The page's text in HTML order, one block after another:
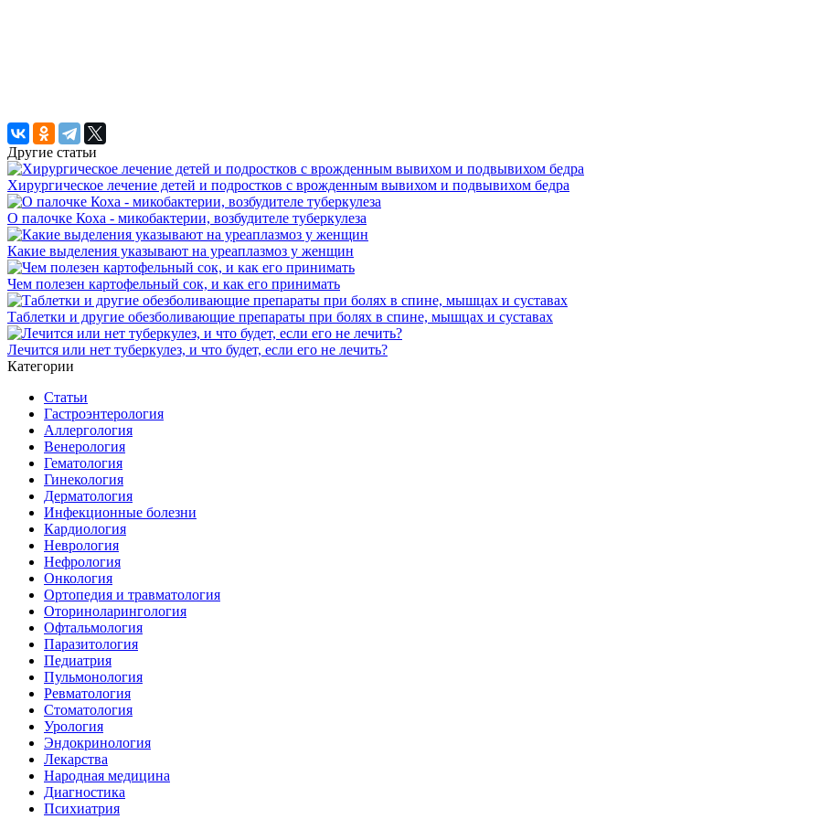
Другие статьи
Хирургическое лечение детей и подростков с врожденным вывихом и подвывихом бедра
О палочке Коха - микобактерии, возбудителе туберкулеза
Какие выделения указывают на уреаплазмоз у женщин
Чем полезен картофельный сок, и как его принимать
Таблетки и другие обезболивающие препараты при болях в спине, мышцах и суставах
Лечится или нет туберкулез, и что будет, если его не лечить?
Категории
Статьи
Гастроэнтерология
Аллергология
Венерология
Гематология
Гинекология
Дерматология
Инфекционные болезни
Кардиология
Неврология
Нефрология
Онкология
Ортопедия и травматология
Оториноларингология
Офтальмология
Паразитология
Педиатрия
Пульмонология
Ревматология
Стоматология
Урология
Эндокринология
Лекарства
Народная медицина
Диагностика
Психиатрия